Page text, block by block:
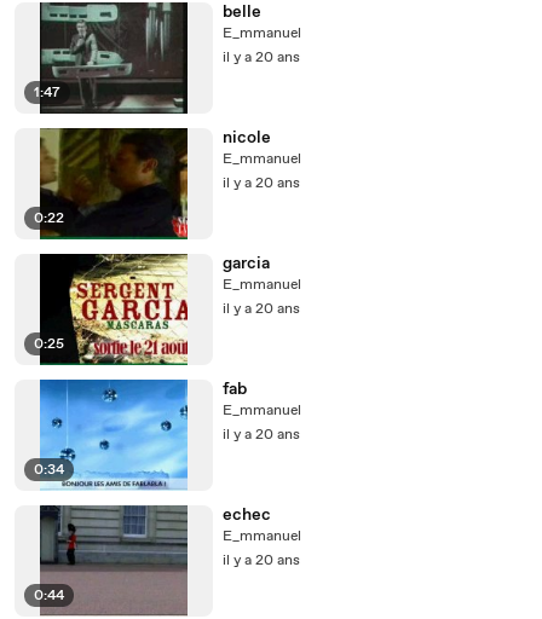
1:47
belle
E_mmanuel
il y a 20 ans
0:22
nicole
E_mmanuel
il y a 20 ans
0:25
garcia
E_mmanuel
il y a 20 ans
0:34
fab
E_mmanuel
il y a 20 ans
0:44
echec
E_mmanuel
il y a 20 ans